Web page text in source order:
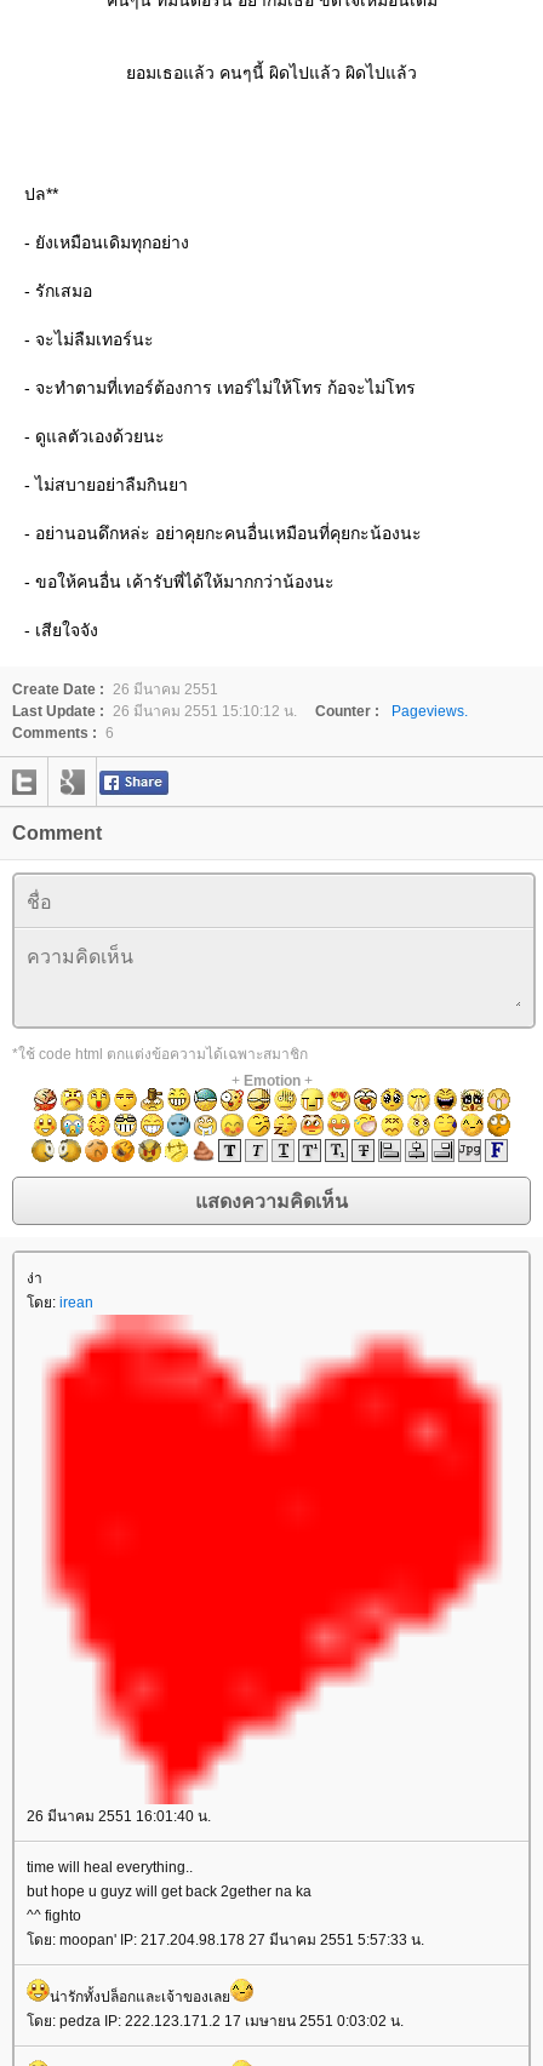
ยอมเธอแล้ว คนๆนี้ ผิดไปแล้ว ผิดไปแล้ว
ปล**
- ยังเหมือนเดิมทุกอย่าง
- รักเสมอ
- จะไม่ลืมเทอร์นะ
- จะทำตามที่เทอร์ต้องการ เทอร์ไม่ให้โทร ก้อจะไม่โทร
- ดูแลตัวเองด้วยนะ
- ไม่สบายอย่าลืมกินยา
- อย่านอนดึกหล่ะ อย่าคุยกะคนอื่นเหมือนที่คุยกะน้องนะ
- ขอให้คนอื่น เค้ารับพี่ได้ให้มากกว่าน้องนะ
- เสียใจจัง
Create Date : 26 มีนาคม 2551
Last Update : 26 มีนาคม 2551 15:10:12 น. Counter :
Pageviews.
Comments : 6
Comment
*ใช้ code html ตกแต่งข้อความได้เฉพาะสมาชิก
+ Emotion+
ง่า
โดย: irean
26 มีนาคม 2551 16:01:40 น.
time will heal everything..
but hope u guyz will get back 2gether na ka
^^ fighto
โดย: moopan' IP: 217.204.98.178 27 มีนาคม 2551 5:57:33 น.
น่ารักทั้งปล็อกและเจ้าของเลย
โดย: pedza IP: 222.123.171.2 17 เมษายน 2551 0:03:02 น.